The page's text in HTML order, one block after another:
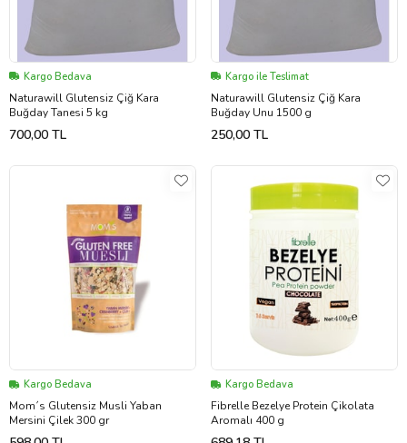
Kargo Bedava
Naturawill Glutensiz Çiğ Kara
Buğday Tanesi 5 kg
700,00 TL
Kargo ile Teslimat
Naturawill Glutensiz Çiğ Kara
Buğday Unu 1500 g
250,00 TL
Kargo Bedava
Mom´s Glutensiz Musli Yaban
Mersini Çilek 300 gr
Kargo Bedava
Fibrelle Bezelye Protein Çikolata
Aromalı 400 g